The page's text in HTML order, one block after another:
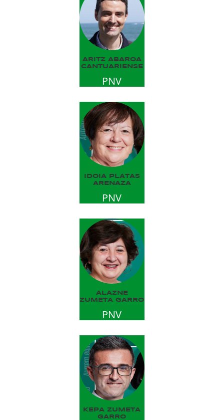
ARITZ ABAROA
CANTUARIENSE
PNV
IDOIA PLATAS
ARENAZA
PNV
ALAZNE
ZUMETA GARRO
PNV
KEPA ZUMETA
GARRO